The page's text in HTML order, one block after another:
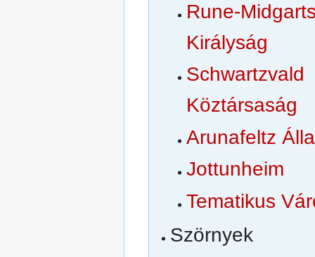
Rune-
Királyság
Schwartzvald
Köztársaság
Arunafeltz
Jottunheim
Tematikus
Szörnyek